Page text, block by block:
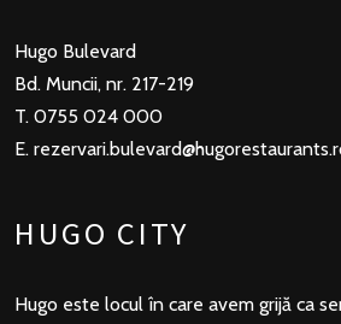
Hugo Bulevard
Bd. Muncii, nr. 217-219
T. 0755 024 000
E.
HUGO CITY
Hugo este locul în care avem grijă ca